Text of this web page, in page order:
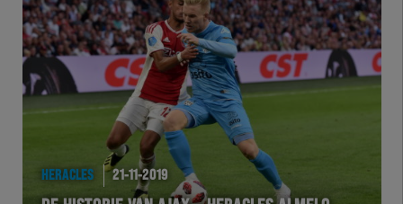
Natuurgras
Wedstrijd
BusinessClub
HERACLES 21-11-2019